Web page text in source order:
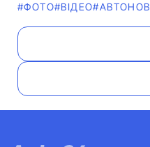
#ФОТО#ВІДЕО